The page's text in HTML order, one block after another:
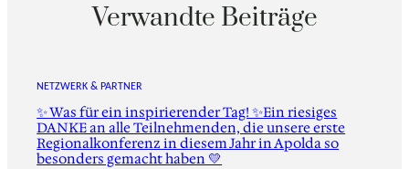
Verwandte Beiträge
NETZWERK & PARTNER
✨ Was für ein inspirierender Tag! ✨Ein riesiges
DANKE an alle Teilnehmenden, die unsere erste
Regionalkonferenz in diesem Jahr in Apolda so
besonders gemacht haben 💛